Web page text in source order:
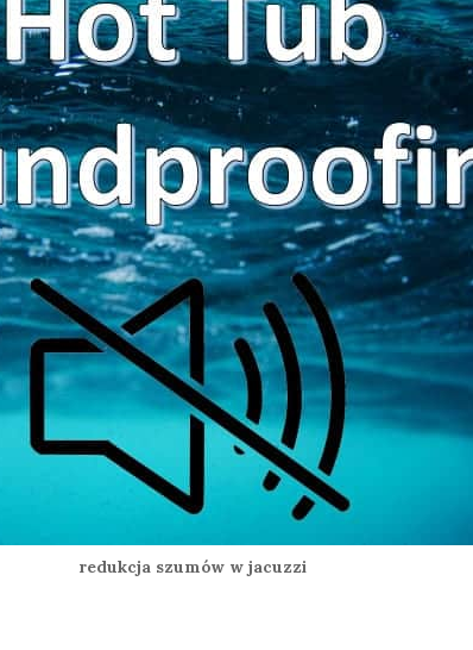
redukcja szumów w jacuzzi